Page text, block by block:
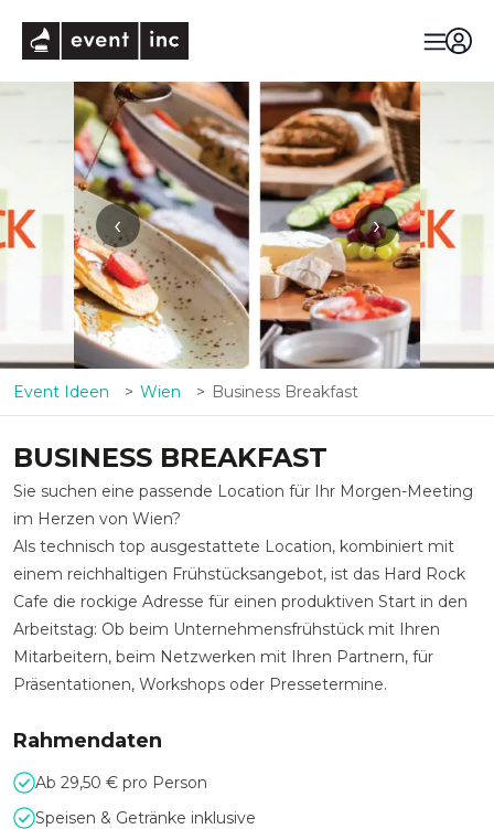
‹ ›
Event Ideen Wien Business Breakfast
BUSINESS BREAKFAST
Sie suchen eine passende Location für Ihr Morgen-Meeting
im Herzen von Wien?
Als technisch top ausgestattete Location, kombiniert mit
einem reichhaltigen Frühstücksangebot, ist das Hard Rock
Cafe die rockige Adresse für einen produktiven Start in den
Arbeitstag: Ob beim Unternehmensfrühstück mit Ihren
Mitarbeitern, beim Netzwerken mit Ihren Partnern, für
Präsentationen, Workshops oder Pressetermine.
Rahmendaten
Ab 29,50 € pro Person
Speisen & Getränke inklusive